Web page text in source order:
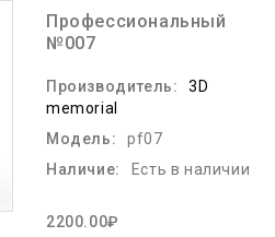
Профессиональный
№007
Производитель:
3D
memorial
Модель:
pf07
Наличие:
Есть в наличии
2200.00₽